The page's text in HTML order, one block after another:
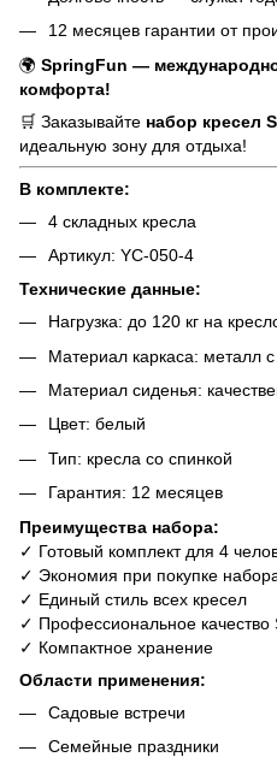
12 месяцев гарантии от
🌍 SpringFun —
комфорта!
🛒 Заказывайте набор кресел
идеальную зону для отдыха!
В комплекте:
4 складных кресла
Артикул: YC-050-4
Технические данные:
Нагрузка: до 120 кг на
Материал каркаса: металл
Материал сиденья:
Цвет: белый
Тип: кресла со спинкой
Гарантия: 12 месяцев
Преимущества набора:
✓ Готовый комплект для 4
✓ Экономия при покупке
✓ Единый стиль всех кресел
✓ Профессиональное качество
✓ Компактное хранение
Области применения:
Садовые встречи
Семейные праздники